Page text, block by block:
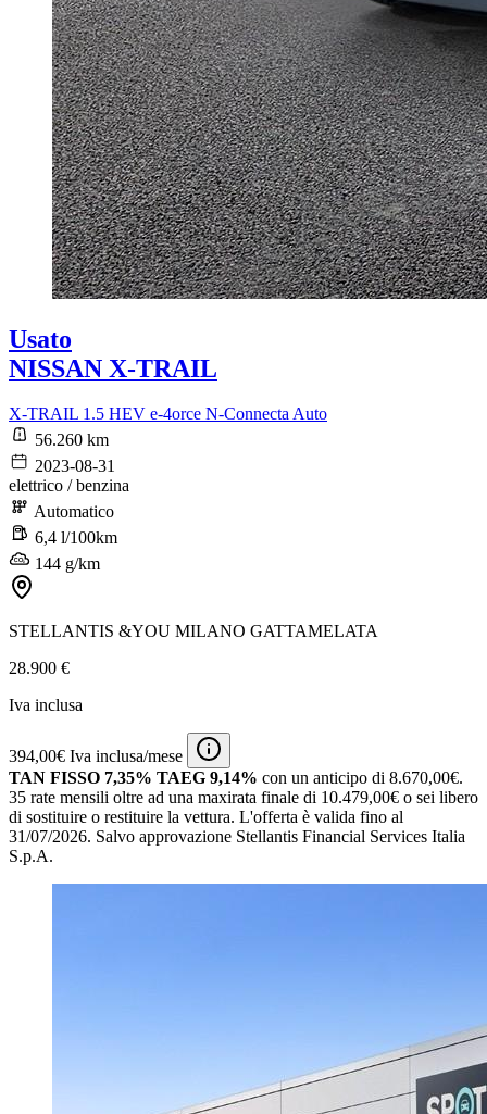
Usato
NISSAN X-TRAIL
X-TRAIL 1.5 HEV e-4orce N-Connecta Auto
56.260 km
2023-08-31
elettrico / benzina
Automatico
6,4 l/100km
144 g/km
STELLANTIS &YOU MILANO GATTAMELATA
28.900 €
Iva inclusa
394,00€ Iva inclusa/mese
TAN FISSO 7,35% TAEG 9,14% con un anticipo di 8.670,00€.
35 rate mensili oltre ad una maxirata finale di 10.479,00€ o sei libero
di sostituire o restituire la vettura. L'offerta è valida fino al
31/07/2026. Salvo approvazione Stellantis Financial Services Italia
S.p.A.